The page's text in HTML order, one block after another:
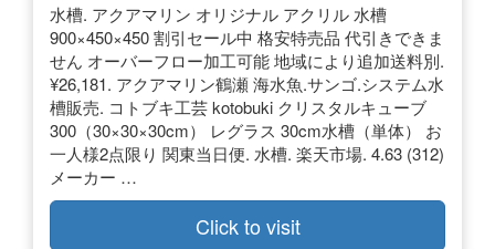
水槽. アクアマリン オリジナル アクリル 水槽
900×450×450 割引セール中 格安特売品 代引きできま
せん オーバーフロー加工可能 地域により追加送料別.
¥26,181. アクアマリン鶴瀬 海水魚.サンゴ.システム水
槽販売. コトブキ工芸 kotobuki クリスタルキューブ
300（30×30×30cm） レグラス 30cm水槽（単体） お
一人様2点限り 関東当日便. 水槽. 楽天市場. 4.63 (312)
メーカー …
Click to visit